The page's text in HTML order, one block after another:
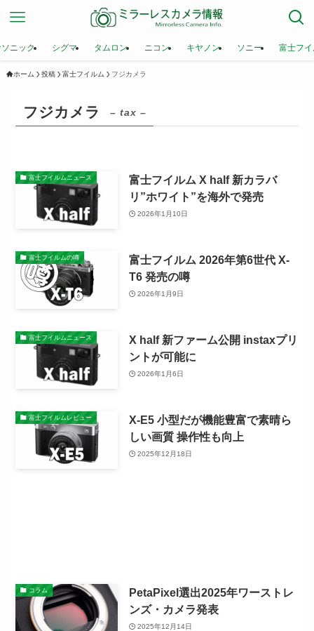
ニック シグマ タムロン ニコン キヤノン ソニー 富士フ
ホーム 投稿 富士フイルム フジカメラ
フジカメラ – tax –
富士フイルムニュース
富士フイルム X half 新カラバ
リ”ホワイト”を海外で発売
2026年1月10日
富士フイルムの噂
富士フイルム 2026年第6世代 X-
T6 発売の噂
2026年1月9日
富士フイルムニュース
X half 新ファーム公開 instaxプリ
ントが可能に
2026年1月6日
富士フイルムレビュー
X-E5 小型だが機能豊富で素晴ら
しい画質 操作性も向上
2025年12月18日
コラム
PetaPixel選出2025年ワーストレ
ンズ・カメラ発表
2025年12月14日